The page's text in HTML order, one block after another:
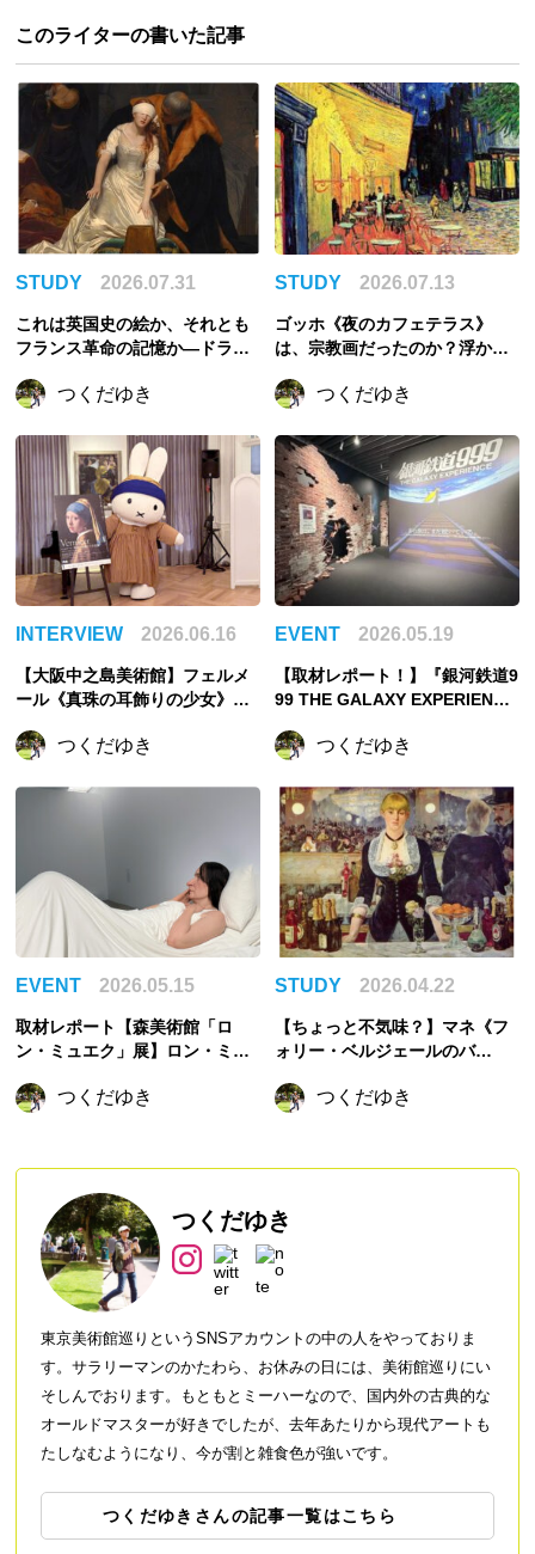
このライターの書いた記事
STUDY 2026.07.31
これは英国史の絵か、それとも
フランス革命の記憶か—ドラロ
レイの処刑》を読む
つくだゆき
STUDY 2026.07.13
ゴッホ《夜のカフェテラス》
は、宗教画だったのか？浮かび
つくだゆき
INTERVIEW 2026.06.16
【大阪中之島美術館】フェルメ
ール《真珠の耳飾りの少女》が
もしれない名画
つくだゆき
EVENT 2026.05.19
【取材レポート！】『銀河鉄道9
99 THE GALAXY EXPERIENCE
る。』999号に乗り銀河へ旅立
会【角川武蔵野ミュージアム】
つくだゆき
EVENT 2026.05.15
取材レポート【森美術館「ロ
ン・ミュエク」展】ロン・ミュ
かせるのかつくだゆき
STUDY 2026.04.22
【ちょっと不気味？】マネ《フ
ォリー・ベルジェールのバ
のか、ひと目でわかるのに、ひ
つくだゆき
つくだゆき
東京美術館巡りというSNSアカウントの中の人をやっておりま
す。サラリーマンのかたわら、お休みの日には、美術館巡りにい
そしんでおります。もともとミーハーなので、国内外の古典的な
オールドマスターが好きでしたが、去年あたりから現代アートも
たしなむようになり、今が割と雑食色が強いです。
つくだゆきさんの記事一覧はこちら